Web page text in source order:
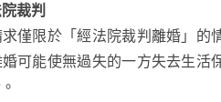
裁判
僅限於「經法院裁判離婚」的
可能使無過失的一方失去生活